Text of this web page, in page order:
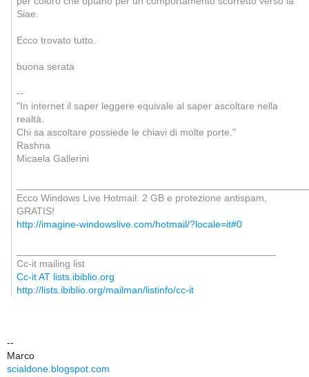
Siae.
Ecco trovato tutto.
buona serata
--
"In internet il saper leggere equivale al saper ascoltare nella
realtà.
Chi sa ascoltare possiede le chiavi di molte porte."
Rashna
Micaela Gallerini
Ecco Windows Live Hotmail: 2 GB e protezione antispam,
GRATIS!
http://imagine-windowslive.com/hotmail/?locale=it#0
Cc-it mailing list
Cc-it AT lists.ibiblio.org
http://lists.ibiblio.org/mailman/listinfo/cc-it
--
Marco
scialdone.blogspot.com